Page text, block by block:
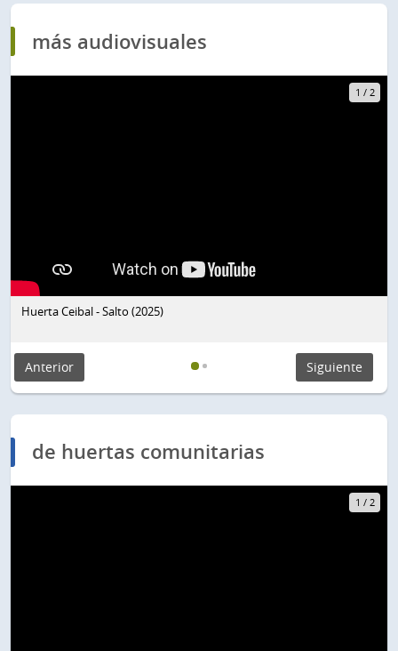
más audiovisuales
1 / 2
Huerta Ceibal - Salto (2025)
Anterior Siguiente
de huertas comunitarias
1 / 2